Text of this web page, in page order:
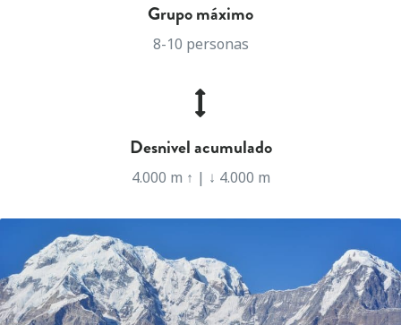
Grupo máximo
8-10 personas
Desnivel acumulado
4.000 m ↑ | ↓ 4.000 m